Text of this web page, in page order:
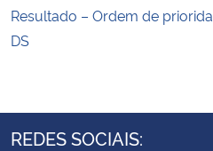
Resultado – Ordem de
DS
REDES SOCIAIS: